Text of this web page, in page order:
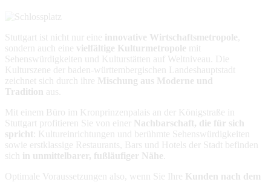
Stuttgart ist nicht nur eine innovative Wirtschaftsmetropole
sondern auch eine vielfältige Kulturmetropole mit
Sehenswürdigkeiten und Kulturstätten auf Weltniveau. Die
Kulturszene der baden-württembergischen Landeshauptstadt
zeichnet sich durch ihre Mischung aus Moderne und
Tradition aus.
Mit einem Büro im Kronprinzenpalais an der Königstraße in
Stuttgart profitieren Sie von einer
Nachbarschaft, die für sich
spricht
: Kultureinrichtungen und berühmte Sehenswürdigkeiten
sowie erstklassige Restaurants, Bars und Hotels der Stadt befinden
sich in unmittelbarer, fußläufiger Nähe
Optimale Voraussetzungen also, wenn Sie Ihre Kunden nach dem